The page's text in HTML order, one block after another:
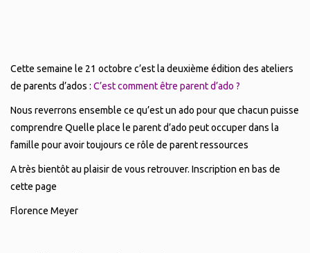
Cette semaine le 21 octobre c’est la deuxième édition des ateliers
de parents d’ados : C’est comment être parent d’ado ?
Nous reverrons ensemble ce qu’est un ado pour que chacun puisse
comprendre Quelle place le parent d’ado peut occuper dans la
famille pour avoir toujours ce rôle de parent ressources
A très bientôt au plaisir de vous retrouver. Inscription en bas de
cette page
Florence Meyer